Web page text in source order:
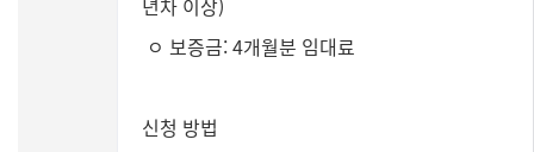
년차 이상)
ㅇ 보증금: 4개월분 임대료
신청 방법